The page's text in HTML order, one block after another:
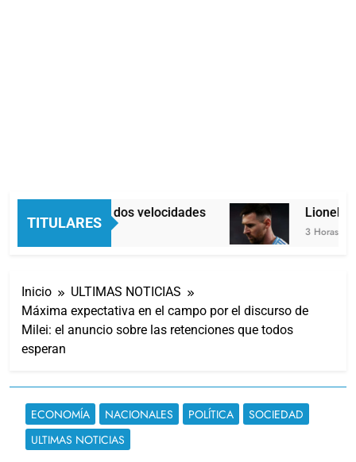
TITULARES
Economía en dos velocidades
2 Horas Atrás
Lionel
3 Horas Atrás
Inicio
ULTIMAS NOTICIAS
Máxima expectativa en el campo por el discurso de
Milei: el anuncio sobre las retenciones que todos
esperan
ECONOMÍA NACIONALES POLÍTICA
SOCIEDAD
ULTIMAS NOTICIAS